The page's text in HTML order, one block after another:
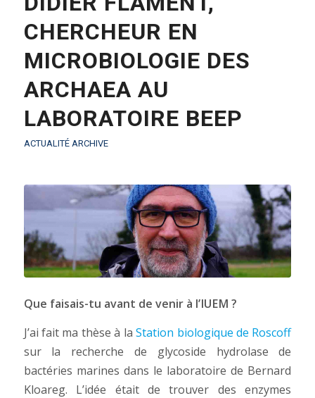
CHERCHEUR EN
MICROBIOLOGIE DES
ARCHAEA AU
LABORATOIRE BEEP
ACTUALITÉ ARCHIVE
Que faisais-tu avant de venir à l’IUEM ?
J’ai fait ma thèse à laStation biologique de Roscoff
sur la recherche de glycoside hydrolase de
bactéries marines dans le laboratoire de Bernard
Kloareg. L’idée était de trouver des enzymes